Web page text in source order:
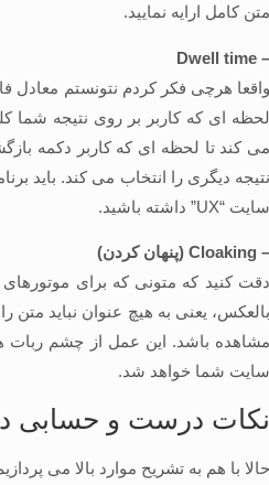
متن کامل ارایه نمایید.
– Dwell time
واقعا هرچی فکر کردم نتونستم معادل
لحظه ای که کاربر بر روی نتیجه شما
می کند تا لحظه ای که کاربر دکمه
نتیجه دیگری را انتخاب می کند. باید
سایت “UX” داشته باشید.
– Cloaking (پنهان کردن)
دقت کنید که متونی که برای موتورهای
مشاهده باشد. این عمل از چشم ربات
سایت شما خواهد شد.
نکات درست و حسابی
حالا با هم به تشریح موارد بالا می